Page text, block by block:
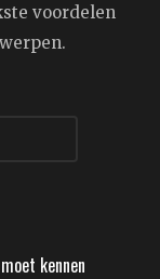
voordelen
kennen